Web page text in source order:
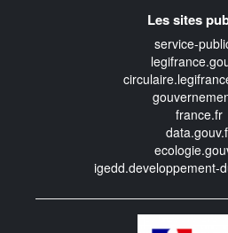
Les sites
service-
france.fr
igedd.developpement-